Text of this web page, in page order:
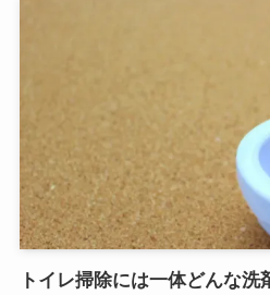
トイレ掃除には一体どんな